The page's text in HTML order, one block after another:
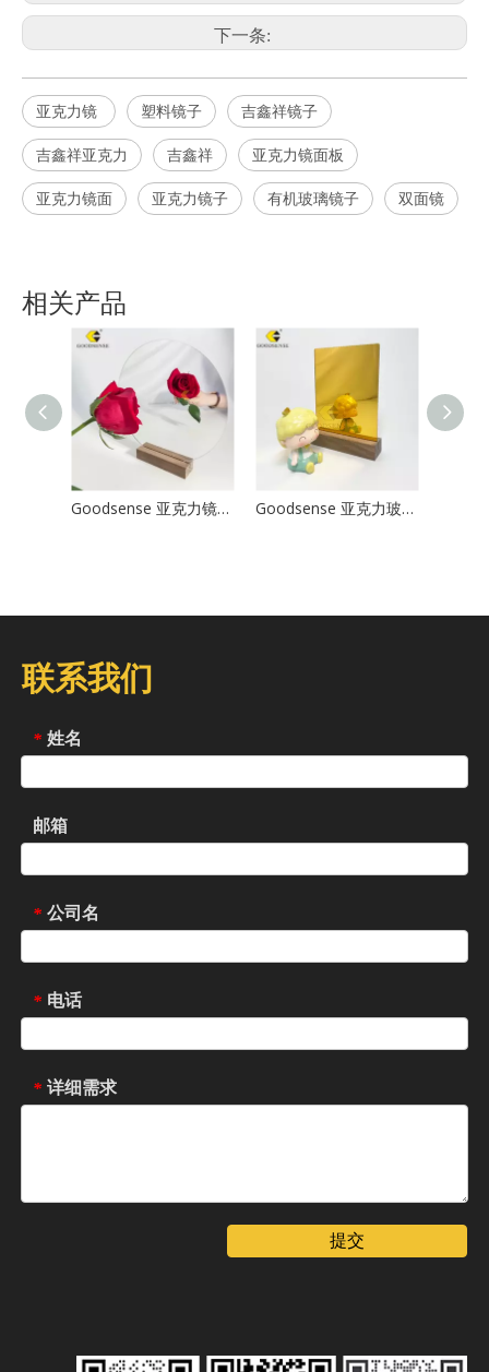
下一条:
亚克力镜 塑料镜子 吉鑫祥镜子
吉鑫祥亚克力 吉鑫祥 亚克力镜面板
亚克力镜面 亚克力镜子 有机玻璃镜子 双面镜
相关产品
Goodsense 亚克力镜板按尺寸切割 Goodsense 亚克力玻璃镜
联系我们
* 姓名
邮箱
* 公司名
* 电话
* 详细需求
提交